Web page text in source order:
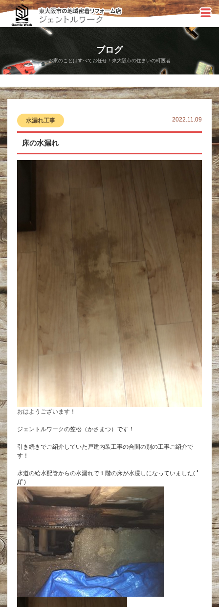
ブログ
お家のことはすべてお任せ！東大阪市の住まいの町医者
水漏れ工事 2022.11.09
床の水漏れ
おはようございます！
ジェントルワークの笠松（かさまつ）です！
引き続きでご紹介していた戸建内装工事の合間の別の工事ご紹介で
す！
水道の給水配管からの水漏れで１階の床が水浸しになっていました( ﾟ
Дﾟ)